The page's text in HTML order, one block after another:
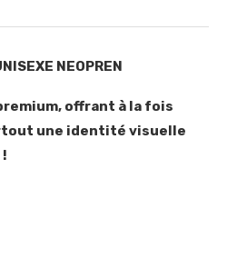
NEOPREN
offrant à la fois
une identité visuelle